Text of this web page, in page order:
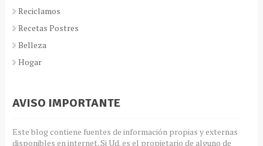
Reciclamos
Recetas Postres
Belleza
Hogar
AVISO IMPORTANTE
Este blog contiene fuentes de información propias y externas
disponibles en internet. Si Ud. es el propietario de alguno de